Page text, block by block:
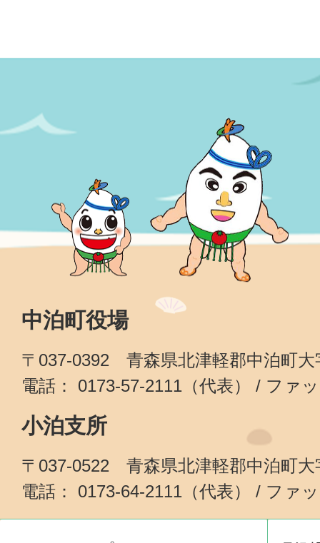
中泊町役場
〒037-0392 青森県北津軽郡中泊町大
電話： 0173-57-2111（代表） / ファ
小泊支所
〒037-0522 青森県北津軽郡中泊町大
電話： 0173-64-2111（代表） / ファ